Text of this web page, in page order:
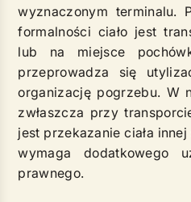
wyznaczonym terminalu.
formalności ciało jest
lub na miejsce
przeprowadza się
organizację pogrzebu. W
zwłaszcza przy
jest przekazanie ciała
wymaga dodatkowego
prawnego.